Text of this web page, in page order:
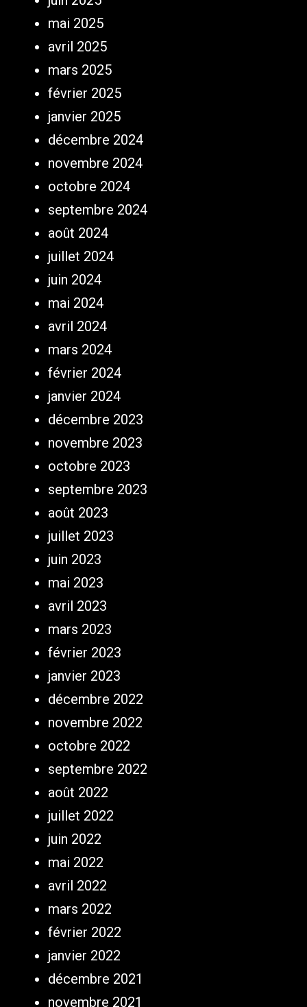
mai 2025
avril 2025
mars 2025
février 2025
janvier 2025
décembre 2024
novembre 2024
octobre 2024
septembre 2024
août 2024
juillet 2024
juin 2024
mai 2024
avril 2024
mars 2024
février 2024
janvier 2024
décembre 2023
novembre 2023
octobre 2023
septembre 2023
août 2023
juillet 2023
juin 2023
mai 2023
avril 2023
mars 2023
février 2023
janvier 2023
décembre 2022
novembre 2022
octobre 2022
septembre 2022
août 2022
juillet 2022
juin 2022
mai 2022
avril 2022
mars 2022
février 2022
janvier 2022
décembre 2021
novembre 2021